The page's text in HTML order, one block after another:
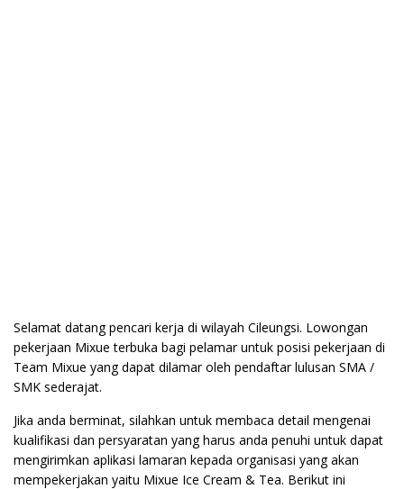
Selamat datang pencari kerja di wilayah Cileungsi. Lowongan
pekerjaan Mixue terbuka bagi pelamar untuk posisi pekerjaan di
Team Mixue yang dapat dilamar oleh pendaftar lulusan SMA /
SMK sederajat.
Jika anda berminat, silahkan untuk membaca detail mengenai
kualifikasi dan persyaratan yang harus anda penuhi untuk dapat
mengirimkan aplikasi lamaran kepada organisasi yang akan
mempekerjakan yaitu Mixue Ice Cream & Tea. Berikut ini